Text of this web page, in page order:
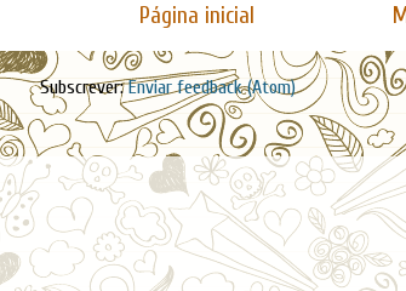
Página inicial
Subscrever:Enviar feedback (Atom)